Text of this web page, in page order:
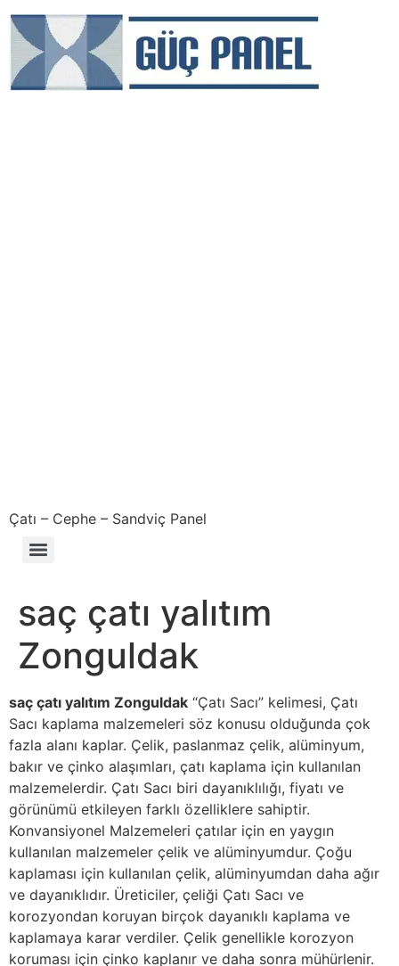
Çatı – Cephe – Sandviç Panel
saç çatı yalıtım
Zonguldak
saç çatı yalıtım Zonguldak “Çatı Sacı” kelimesi, Çatı
Sacı kaplama malzemeleri söz konusu olduğunda çok
fazla alanı kaplar. Çelik, paslanmaz çelik, alüminyum,
bakır ve çinko alaşımları, çatı kaplama için kullanılan
malzemelerdir. Çatı Sacı biri dayanıklılığı, fiyatı ve
görünümü etkileyen farklı özelliklere sahiptir.
Konvansiyonel Malzemeleri çatılar için en yaygın
kullanılan malzemeler çelik ve alüminyumdur. Çoğu
kaplaması için kullanılan çelik, alüminyumdan daha ağır
ve dayanıklıdır. Üreticiler, çeliği Çatı Sacı ve
korozyondan koruyan birçok dayanıklı kaplama ve
kaplamaya karar verdiler. Çelik genellikle korozyon
koruması için çinko kaplanır ve daha sonra mühürlenir.